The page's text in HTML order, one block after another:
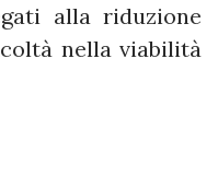
alla riduzione
nella viabilità